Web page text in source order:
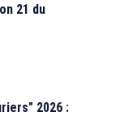
21 du
2026 :